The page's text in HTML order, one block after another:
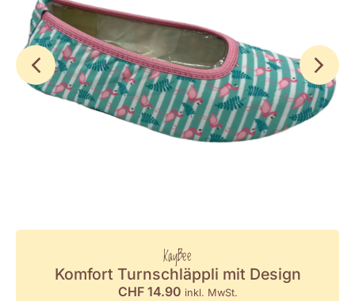
KayBee
Komfort Turnschläppli mit Design
CHF14.90 inkl. MwSt.